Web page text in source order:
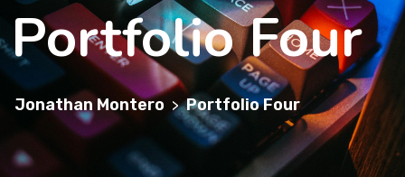
Portfolio Four
Jonathan Montero > Portfolio Four